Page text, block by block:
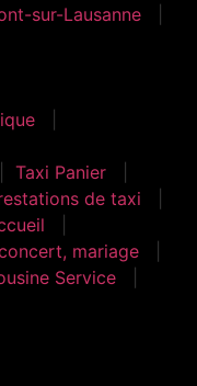
sur-Lausanne
Taxi Panier
de taxi
mariage
Service